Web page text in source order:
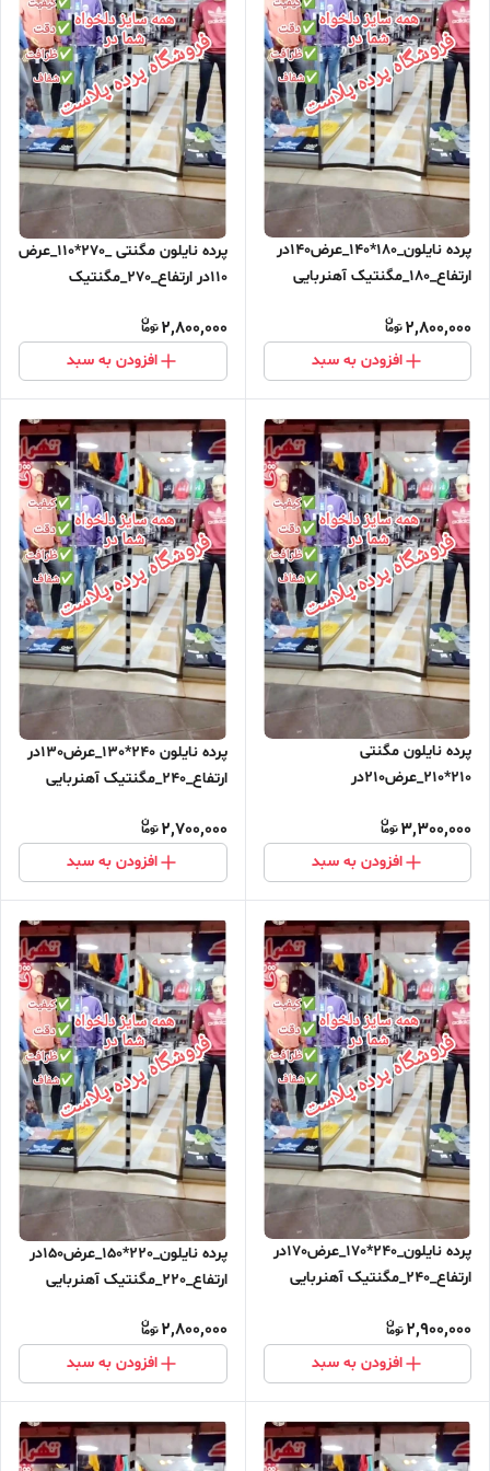
پرده نایلون_180*140_عرض140در
ارتفاع_180_مگنتیک آهنربایی
2,800,000
افزودن به سبد
پرده نایلون مگنتی _270*110_عرض
110در ارتفاع_270_مگنتیک
2,800,000
افزودن به سبد
پرده نایلون مگنتی
210*210_عرض210در
مغناطیسی ارسال رایگان
3,300,000
افزودن به سبد
پرده نایلون 240*130_عرض130در
ارتفاع_240_مگنتیک آهنربایی
2,700,000
افزودن به سبد
پرده نایلون_240*170_عرض170در
ارتفاع_240_مگنتیک آهنربایی
2,900,000
افزودن به سبد
پرده نایلون_220*150_عرض150در
ارتفاع_220_مگنتیک آهنربایی
2,800,000
افزودن به سبد